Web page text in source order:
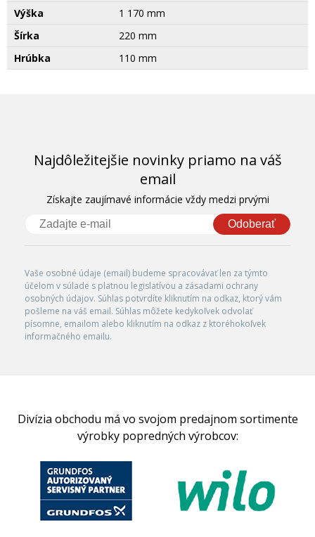
Výška
1 170 mm
Šírka
220 mm
Hrúbka
110 mm
Najdôležitejšie novinky priamo na váš
email
Získajte zaujímavé informácie vždy medzi prvými
Odoberať
Vaše osobné údaje (email) budeme spracovávať len za týmto
účelom v súlade s platnou legislatívou a zásadami ochrany
osobných údajov. Súhlas potvrdíte kliknutím na odkaz, ktorý vám
pošleme na váš email. Súhlas môžete kedykoľvek odvolať
písomne, emailom alebo kliknutím na odkaz z ktoréhokoľvek
informačného emailu.
Divízia obchodu má vo svojom predajnom sortimente
výrobky popredných výrobcov: